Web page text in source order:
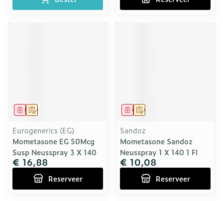
Op voorschrift
Geneesmiddel
Eurogenerics (EG)
Mometasone EG 50Mcg
Susp Neusspray 3 X 140
€ 16,88
Reserveer
Op voorschrift
Geneesmiddel
Sandoz
Mometasone Sandoz
Neusspray 1 X 140 1 Fl
€ 10,08
Reserveer